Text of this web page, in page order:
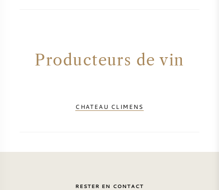
Producteurs de vin
CHATEAU CLIMENS
RESTER EN CONTACT